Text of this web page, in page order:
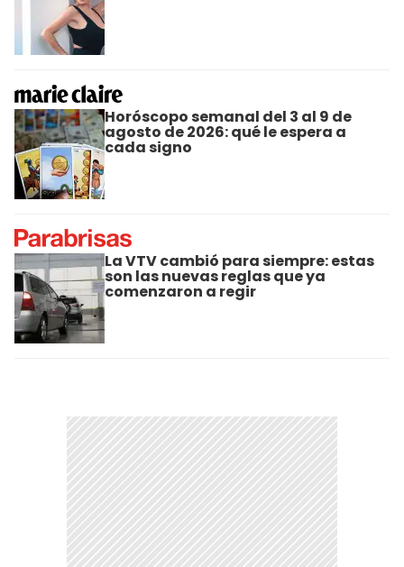
Horóscopo semanal del 3 al 9 de
agosto de 2026: qué le espera a
cada signo
La VTV cambió para siempre: estas
son las nuevas reglas que ya
comenzaron a regir